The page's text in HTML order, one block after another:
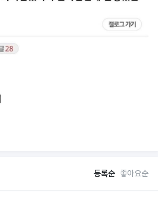
등록순 좋아요순